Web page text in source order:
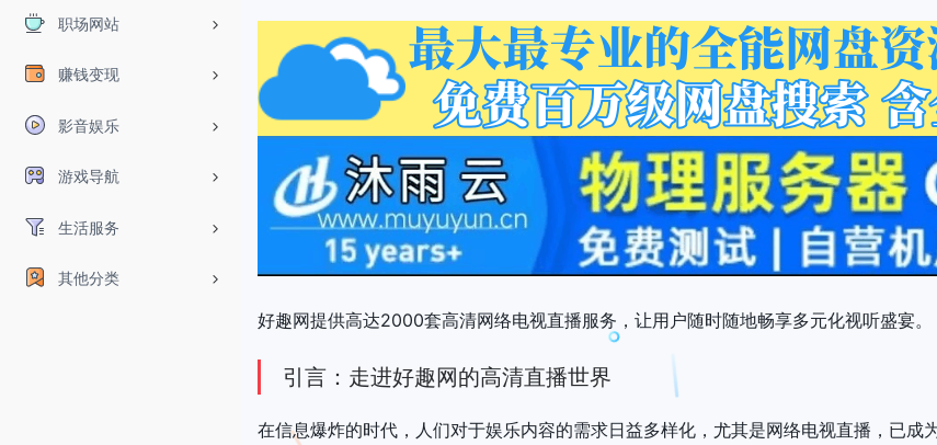
职场网站
赚钱变现
影音娱乐
游戏导航
生活服务
其他分类
好趣网提供高达2000套高清网络电视直播服务，让用户随时随地畅享多元化视听盛宴。
引言：走进好趣网的高清直播世界
在信息爆炸的时代，人们对于娱乐内容的需求日益多样化，尤其是网络电视直播，已